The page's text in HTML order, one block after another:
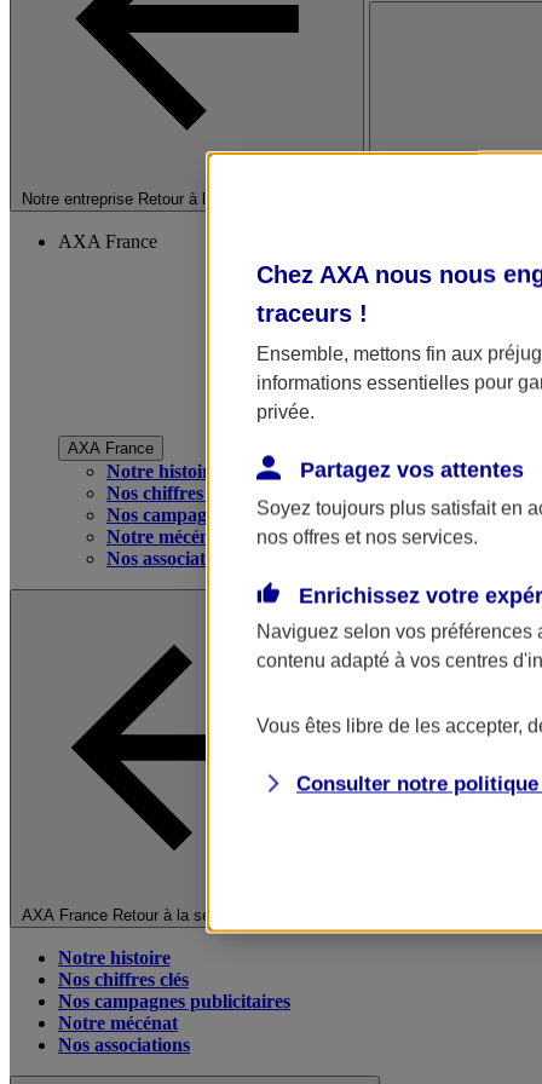
Notre entreprise Retour à la section précédente
AXA France
AXA France
Notre histoire
Nos chiffres clés
Nos campagnes publicitaires
Notre mécénat
Nos associations
AXA France Retour à la section précédente
Notre histoire
Nos chiffres clés
Nos campagnes publicitaires
Notre mécénat
Nos associations
Chez AXA nous nous
traceurs !
Ensemble, mettons fin aux
informations essentielles pour
privée.
Partagez vos attentes
Soyez toujours plus satisfait en
nos offres et nos services.
Enrichissez votre
Naviguez selon vos préférences
contenu adapté à vos centres
Vous êtes libre de les accepter,
Consulter notre